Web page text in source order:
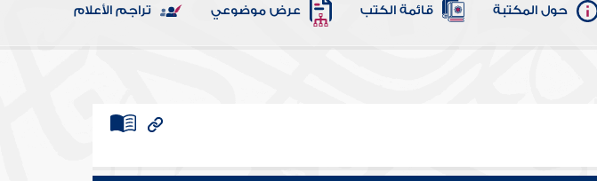
حول المكتبة قائمة الكتب عرض موضوعي تراجم الأعلام